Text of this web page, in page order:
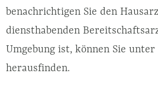
benachrichtigen Sie den
diensthabenden
Umgebung ist, können Sie unter
herausfinden.